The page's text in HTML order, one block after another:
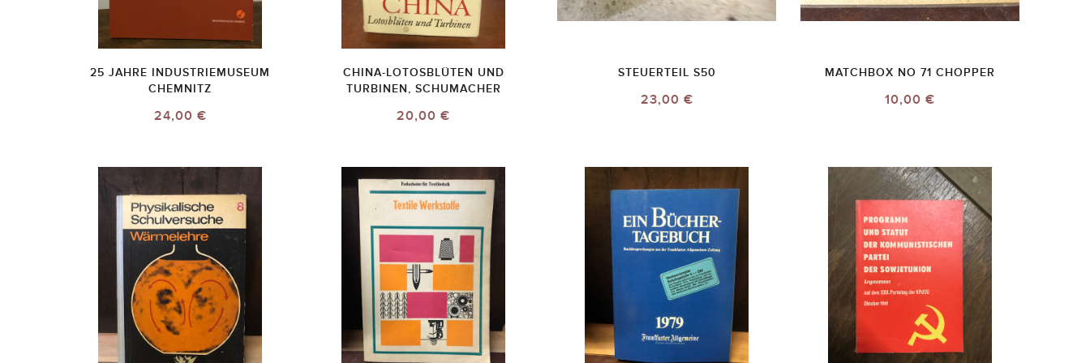
25 JAHRE INDUSTRIEMUSEUM
CHEMNITZ
24,00 €
CHINA-LOTOSBLÜTEN UND
TURBINEN, SCHUMACHER
20,00 €
STEUERTEIL S50
23,00 €
MATCHBOX NO 71 CHOPPER
10,00 €